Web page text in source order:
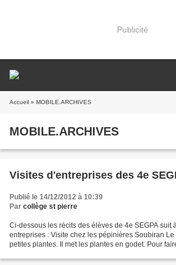
Publicité
Accueil » MOBILE.ARCHIVES
MOBILE.ARCHIVES
Visites d'entreprises des 4e
Publié le 14/12/2012 à 10:39
Par collège st pierre
Ci-dessous les récits des élèves de 4e SEGPA suit
entreprises : Visite chez les pépinières Soubiran
petites plantes. Il met les plantes en godet. Pour